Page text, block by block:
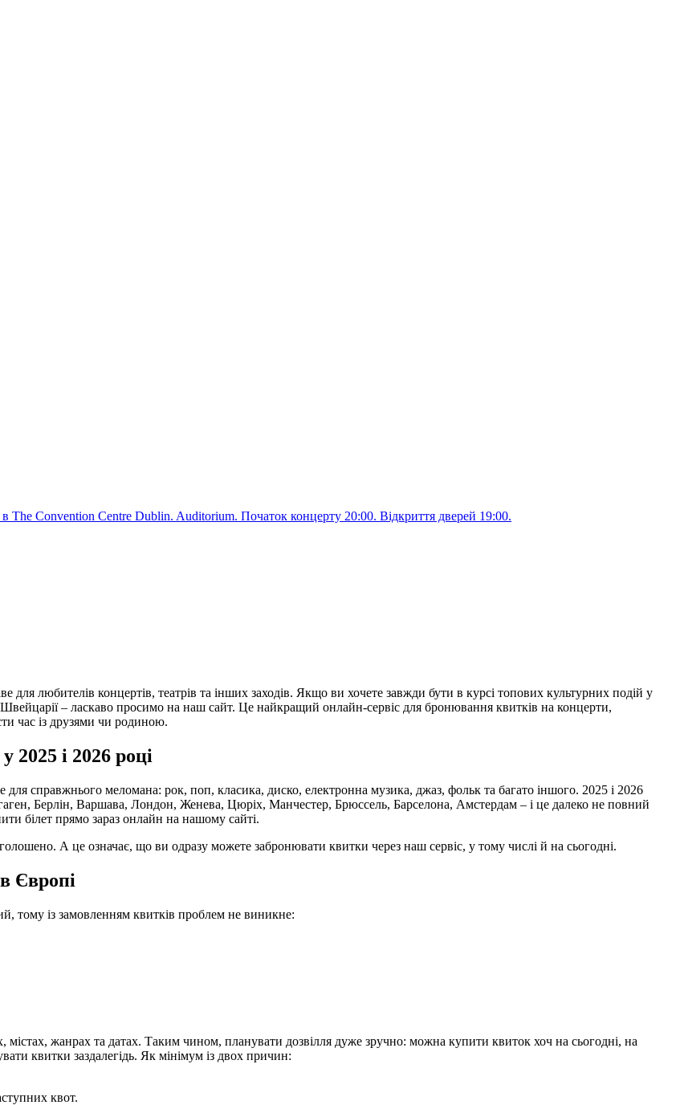
The Convention Centre Dublin. Auditorium. Початок концерту 20:00. Відкриття дверей 19:00.
для любителів концертів, театрів та інших заходів. Якщо ви хочете завжди бути в курсі топових культурних подій у
– ласкаво просимо на наш сайт. Це найкращий онлайн-сервіс для бронювання квитків на концерти,
час із друзями чи родиною.
2025 і 2026 році
для справжнього меломана: рок, поп, класика, диско, електронна музика, джаз, фольк та багато іншого. 2025 і 2026
Берлін, Варшава, Лондон, Женева, Цюріх, Манчестер, Брюссель, Барселона, Амстердам – і це далеко не повний
білет прямо зараз онлайн на нашому сайті.
А це означає, що ви одразу можете забронювати квитки через наш сервіс, у тому числі й на сьогодні.
Європі
тому із замовленням квитків проблем не виникне:
містах, жанрах та датах. Таким чином, планувати дозвілля дуже зручно: можна купити квиток хоч на сьогодні, на
квитки заздалегідь. Як мінімум із двох причин:
квот.